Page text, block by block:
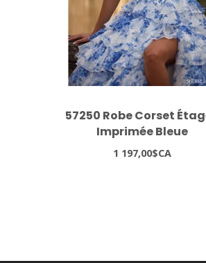
57250 Robe Corset
Imprimée Bleue
1 197,00$CA